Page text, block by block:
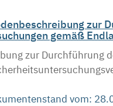
zur
gemäß
zur Durchführung
vom: